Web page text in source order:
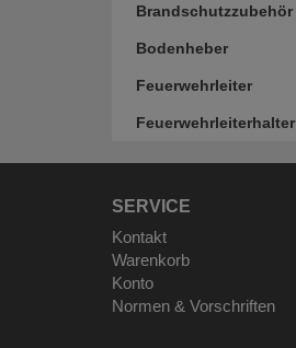
Brandschutzzubehör
Bodenheber
Feuerwehrleiter
Feuerwehrleiterhalter
SERVICE
Kontakt
Warenkorb
Konto
Normen & Vorschriften